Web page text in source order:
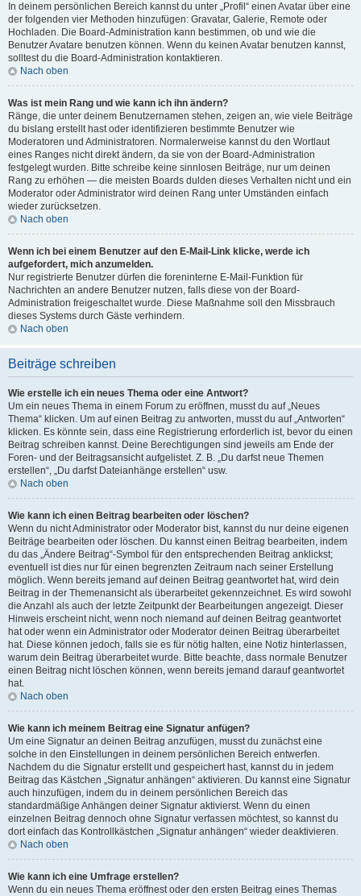
In deinem persönlichen Bereich kannst du unter „Profil“ einen Avatar über eine
der folgenden vier Methoden hinzufügen: Gravatar, Galerie, Remote oder
Hochladen. Die Board-Administration kann bestimmen, ob und wie die
Benutzer Avatare benutzen können. Wenn du keinen Avatar benutzen kannst,
solltest du die Board-Administration kontaktieren.
Nach oben
Was ist mein Rang und wie kann ich ihn ändern?
Ränge, die unter deinem Benutzernamen stehen, zeigen an, wie viele Beiträge
du bislang erstellt hast oder identifizieren bestimmte Benutzer wie
Moderatoren und Administratoren. Normalerweise kannst du den Wortlaut
eines Ranges nicht direkt ändern, da sie von der Board-Administration
festgelegt wurden. Bitte schreibe keine sinnlosen Beiträge, nur um deinen
Rang zu erhöhen — die meisten Boards dulden dieses Verhalten nicht und ein
Moderator oder Administrator wird deinen Rang unter Umständen einfach
wieder zurücksetzen.
Nach oben
Wenn ich bei einem Benutzer auf den E-Mail-Link klicke, werde ich
aufgefordert, mich anzumelden.
Nur registrierte Benutzer dürfen die foreninterne E-Mail-Funktion für
Nachrichten an andere Benutzer nutzen, falls diese von der Board-
Administration freigeschaltet wurde. Diese Maßnahme soll den Missbrauch
dieses Systems durch Gäste verhindern.
Nach oben
Beiträge schreiben
Wie erstelle ich ein neues Thema oder eine Antwort?
Um ein neues Thema in einem Forum zu eröffnen, musst du auf „Neues
Thema“ klicken. Um auf einen Beitrag zu antworten, musst du auf „Antworten“
klicken. Es könnte sein, dass eine Registrierung erforderlich ist, bevor du einen
Beitrag schreiben kannst. Deine Berechtigungen sind jeweils am Ende der
Foren- und der Beitragsansicht aufgelistet. Z. B. „Du darfst neue Themen
erstellen“, „Du darfst Dateianhänge erstellen“ usw.
Nach oben
Wie kann ich einen Beitrag bearbeiten oder löschen?
Wenn du nicht Administrator oder Moderator bist, kannst du nur deine eigenen
Beiträge bearbeiten oder löschen. Du kannst einen Beitrag bearbeiten, indem
du das „Ändere Beitrag“-Symbol für den entsprechenden Beitrag anklickst;
eventuell ist dies nur für einen begrenzten Zeitraum nach seiner Erstellung
möglich. Wenn bereits jemand auf deinen Beitrag geantwortet hat, wird dein
Beitrag in der Themenansicht als überarbeitet gekennzeichnet. Es wird sowohl
die Anzahl als auch der letzte Zeitpunkt der Bearbeitungen angezeigt. Dieser
Hinweis erscheint nicht, wenn noch niemand auf deinen Beitrag geantwortet
hat oder wenn ein Administrator oder Moderator deinen Beitrag überarbeitet
hat. Diese können jedoch, falls sie es für nötig halten, eine Notiz hinterlassen,
warum dein Beitrag überarbeitet wurde. Bitte beachte, dass normale Benutzer
einen Beitrag nicht löschen können, wenn bereits jemand darauf geantwortet
hat.
Nach oben
Wie kann ich meinem Beitrag eine Signatur anfügen?
Um eine Signatur an deinen Beitrag anzufügen, musst du zunächst eine
solche in den Einstellungen in deinem persönlichen Bereich entwerfen.
Nachdem du die Signatur erstellt und gespeichert hast, kannst du in jedem
Beitrag das Kästchen „Signatur anhängen“ aktivieren. Du kannst eine Signatur
auch hinzufügen, indem du in deinem persönlichen Bereich das
standardmäßige Anhängen deiner Signatur aktivierst. Wenn du einen
einzelnen Beitrag dennoch ohne Signatur verfassen möchtest, so kannst du
dort einfach das Kontrollkästchen „Signatur anhängen“ wieder deaktivieren.
Nach oben
Wie kann ich eine Umfrage erstellen?
Wenn du ein neues Thema eröffnest oder den ersten Beitrag eines Themas